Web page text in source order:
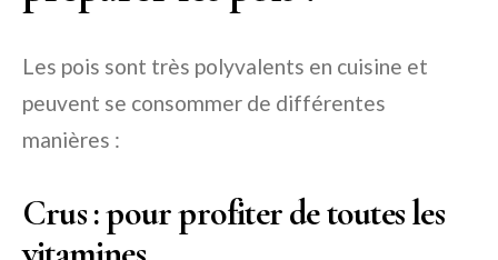
Les pois sont très polyvalents en cuisine et
peuvent se consommer de différentes
manières :
Crus : pour profiter de toutes les